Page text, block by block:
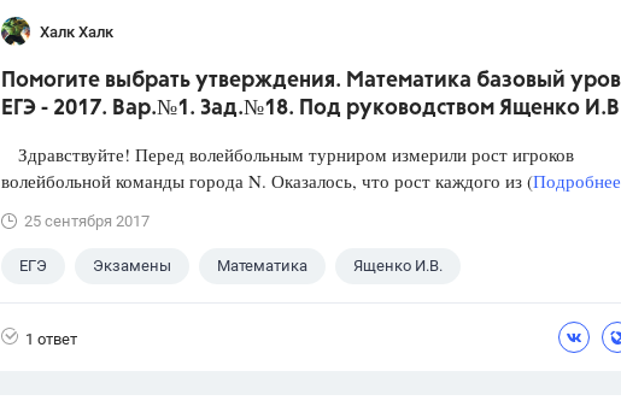
Халк Халк
Помогите выбрать утверждения. Математика базовый
ЕГЭ - 2017. Вар.№1. Зад.№18. Под руководством Ященко
Здравствуйте! Перед волейбольным турниром измерили рост игроков
волейбольной команды города N. Оказалось, что рост каждого из (
25 сентября 2017
ЕГЭ Экзамены Математика Ященко И.В.
1 ответ